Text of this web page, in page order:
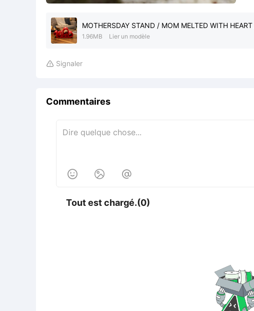
MOTHERSDAY STAND / MOM MELTED WITH
1.96MB Lier un modèle
 Signaler
Commentaires
  
Tout est chargé.(0)